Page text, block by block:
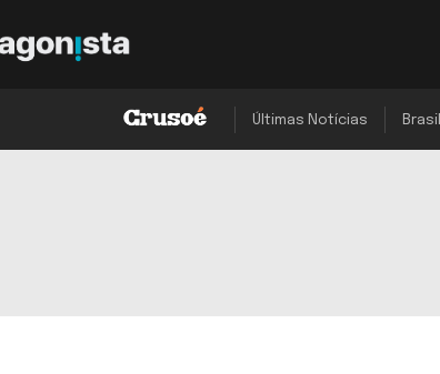
Últimas Notícias Brasil